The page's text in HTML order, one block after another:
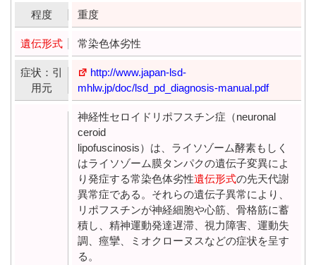
程度 重度
遺伝形式 常染色体劣性
症状：引
用元
http://www.japan-lsd-
mhlw.jp/doc/lsd_pd_diagnosis-manual.pdf
神経性セロイドリポフスチン症（neuronal
ceroid
lipofuscinosis）は、ライソゾーム酵素もしく
はライソゾーム膜タンパクの遺伝子変異によ
り発症する常染色体劣性遺伝形式の先天代謝
異常症である。それらの遺伝子異常により、
リポフスチンが神経細胞や心筋、骨格筋に蓄
積し、精神運動発達遅滞、視力障害、運動失
調、痙攣、ミオクローヌスなどの症状を呈す
る。